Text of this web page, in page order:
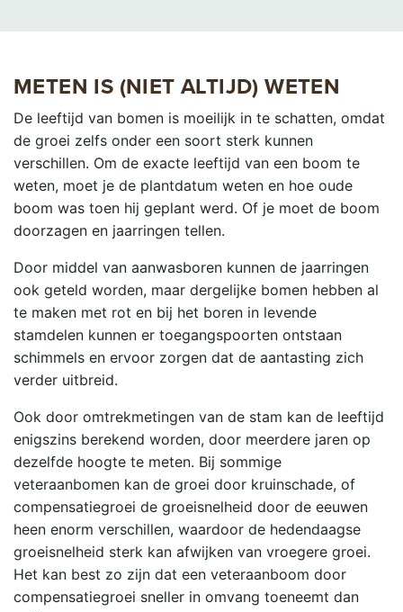
METEN IS (NIET ALTIJD) WETEN
De leeftijd van bomen is moeilijk in te schatten, omdat
de groei zelfs onder een soort sterk kunnen
verschillen. Om de exacte leeftijd van een boom te
weten, moet je de plantdatum weten en hoe oude
boom was toen hij geplant werd. Of je moet de boom
doorzagen en jaarringen tellen.
Door middel van aanwasboren kunnen de jaarringen
ook geteld worden, maar dergelijke bomen hebben al
te maken met rot en bij het boren in levende
stamdelen kunnen er toegangspoorten ontstaan
schimmels en ervoor zorgen dat de aantasting zich
verder uitbreid.
Ook door omtrekmetingen van de stam kan de leeftijd
enigszins berekend worden, door meerdere jaren op
dezelfde hoogte te meten. Bij sommige
veteraanbomen kan de groei door kruinschade, of
compensatiegroei de groeisnelheid door de eeuwen
heen enorm verschillen, waardoor de hedendaagse
groeisnelheid sterk kan afwijken van vroegere groei.
Het kan best zo zijn dat een veteraanboom door
compensatiegroei sneller in omvang toeneemt dan